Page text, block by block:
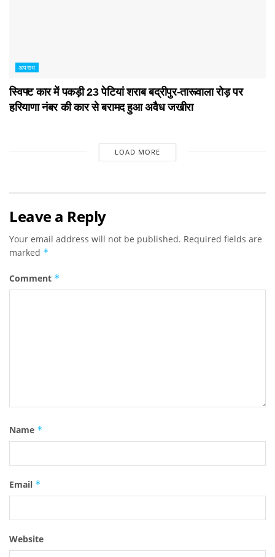
अपराध
स्विफ्ट कार में पकड़ी 23 पेटियां शराब बद्रीपुर-तारूवाला रोड़ पर
हरियाणा नंबर की कार से बरामद हुआ अवैध जखीरा
LOAD MORE
Leave a Reply
Your email address will not be published. Required fields are
marked *
Comment *
Name *
Email *
Website